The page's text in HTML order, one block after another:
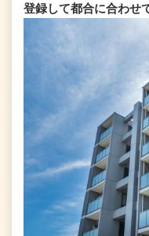
登録して都合に合わせ